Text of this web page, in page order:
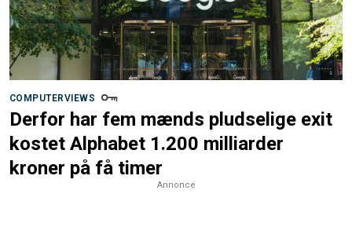
COMPUTERVIEWS
Derfor har fem mænds pludselige exit
kostet Alphabet 1.200 milliarder
kroner på få timer
Annonce